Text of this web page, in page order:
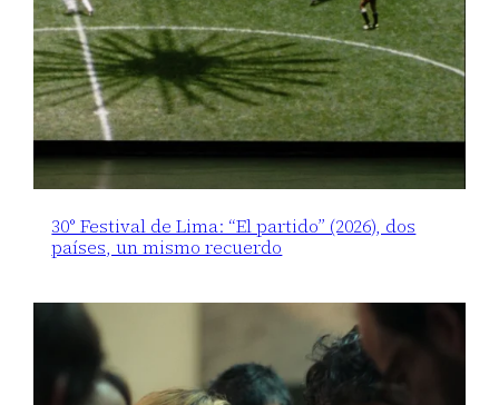
30° Festival de Lima: “El partido” (2026), dos
países, un mismo recuerdo